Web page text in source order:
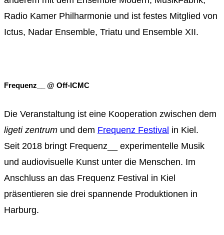
Radio Kamer Philharmonie und ist festes Mitglied von
Ictus, Nadar Ensemble, Triatu und Ensemble XII.
Frequenz__ @ Off-ICMC
Die Veranstaltung ist eine Kooperation zwischen dem
ligeti zentrum und dem Frequenz Festival in Kiel.
Seit 2018 bringt Frequenz__ experimentelle Musik
und audiovisuelle Kunst unter die Menschen. Im
Anschluss an das Frequenz Festival in Kiel
präsentieren sie drei spannende Produktionen in
Harburg.